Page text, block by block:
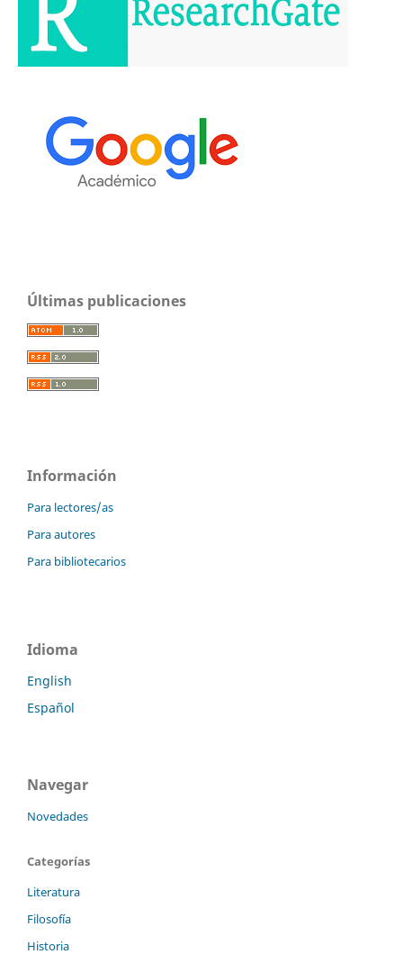
Últimas publicaciones
Información
Para lectores/as
Para autores
Para bibliotecarios
Idioma
English
Español
Navegar
Novedades
Categorías
Literatura
Filosofía
Historia